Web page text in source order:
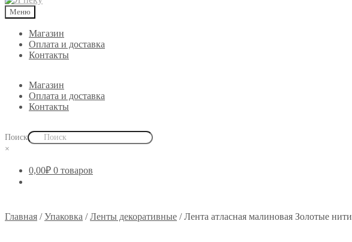
Меню
Магазин
Оплата и доставка
Контакты
Магазин
Оплата и доставка
Контакты
Поиск
×
0,00₽ 0 товаров
Главная /Упаковка /Ленты декоративные /Лента атласная малиновая Золотые нити